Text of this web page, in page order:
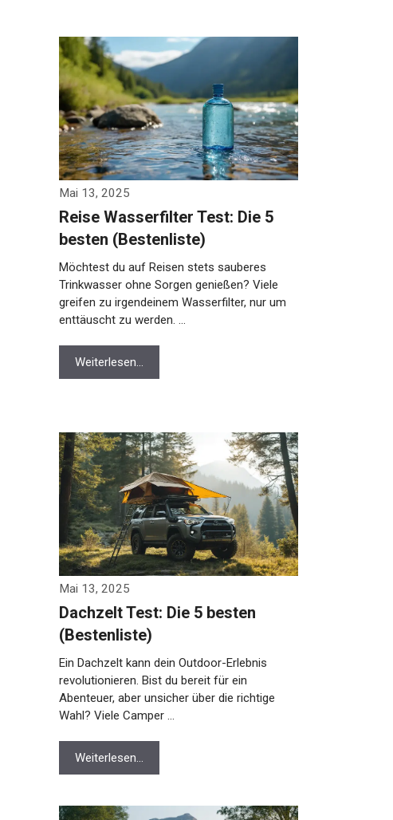
Mai 13, 2025
Reise Wasserfilter Test: Die 5
besten (Bestenliste)
Möchtest du auf Reisen stets sauberes
Trinkwasser ohne Sorgen genießen? Viele
greifen zu irgendeinem Wasserfilter, nur um
enttäuscht zu werden. …
Weiterlesen…
Mai 13, 2025
Dachzelt Test: Die 5 besten
(Bestenliste)
Ein Dachzelt kann dein Outdoor-Erlebnis
revolutionieren. Bist du bereit für ein
Abenteuer, aber unsicher über die richtige
Wahl? Viele Camper …
Weiterlesen…